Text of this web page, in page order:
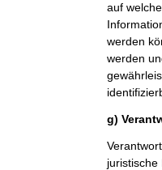
auf
werden
werden
g)